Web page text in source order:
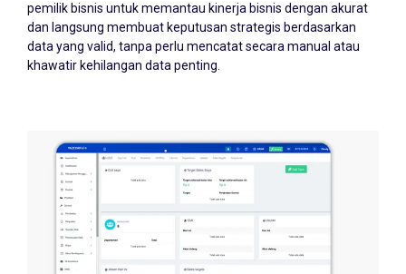
pemilik bisnis untuk memantau kinerja bisnis dengan akurat
dan langsung membuat keputusan strategis berdasarkan
data yang valid, tanpa perlu mencatat secara manual atau
khawatir kehilangan data penting.